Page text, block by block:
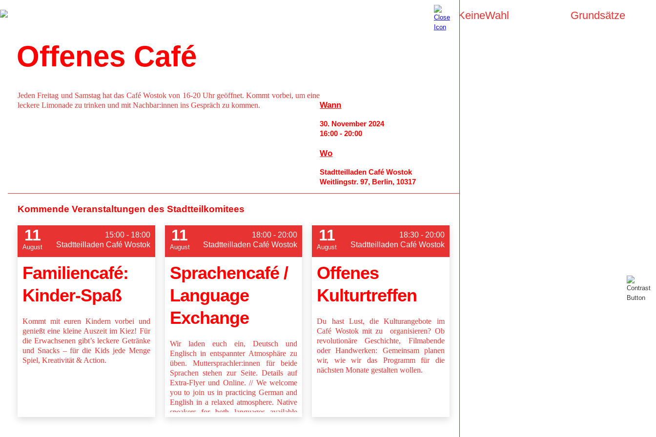
KeineWahl Grundsätze
Offenes Café
Jeden Freitag und Samstag hat das Café Wostok von 16-20 Uhr geöffnet. Kommt vorbei, um eine
leckere Limonade zu trinken und mit Nachbar:innen ins Gespräch zu kommen.
Wann
30. November 2024
16:00 - 20:00
Wo
Stadtteilladen Café Wostok
Weitlingstr. 97, Berlin, 10317
Kommende Veranstaltungen des Stadtteilkomitees
11
August
15:00 - 18:00
Stadtteilladen Café Wostok
Familiencafé:
Kinder-Spaß
Kommt mit euren Kindern vorbei und
genießt eine kleine Auszeit im Kiez! Für
die Erwachsenen gibt’s leckere Getränke
und Snacks – für die Kids jede Menge
Spiel, Kreativität & Action.
11
August
18:00 - 20:00
Stadtteilladen Café Wostok
Sprachencafé /
Language
Exchange
Wir laden euch ein, Deutsch und
Englisch in entspannter Atmosphäre zu
üben. Muttersprachler:innen für beide
Sprachen stehen zur Seite. Details auf
Extra-Flyer und Online. // We welcome
you to join us in practicing German and
English in a relaxed atmosphere. Native
speakers for both languages available
11
August
18:30 - 20:00
Stadtteilladen Café Wostok
Offenes
Kulturtreffen
Du hast Lust, die Kulturangebote im
Café Wostok mit zu organisieren? Ob
revolutionäre Geschichte, Filmabende
oder Handwerken: Gemeinsam planen
wir, wie wir das Programm für die
nächsten Monate gestalten wollen.